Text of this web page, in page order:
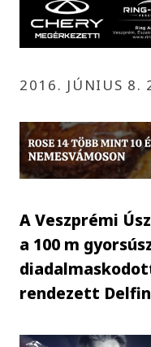
2016. JÚNIUS 8.
A Veszprémi
a 100 m
rendezett